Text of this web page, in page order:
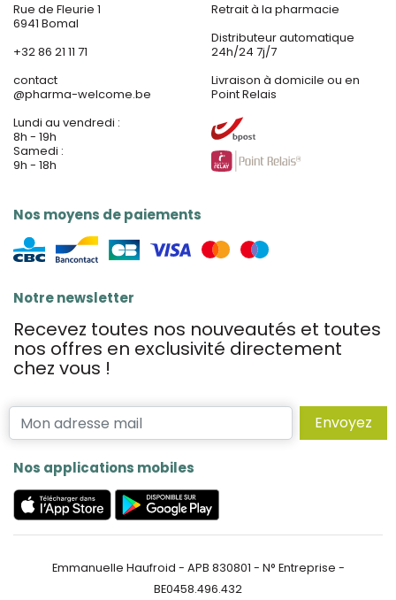
Rue de Fleurie 1
6941 Bomal
+32 86 21 11 71
contact
@pharma-welcome.be
Lundi au vendredi :
8h - 19h
Samedi :
9h - 18h
Nos moyens de paiements
Retrait à la pharmacie
Distributeur automatique
24h/24 7j/7
Livraison à domicile ou en
Point Relais
Notre newsletter
Recevez toutes nos nouveautés et toutes
nos offres en exclusivité directement
chez vous !
Envoyez
Nos applications mobiles
Emmanuelle Haufroid - APB 830801 - N° Entreprise -
BE0458.496.432